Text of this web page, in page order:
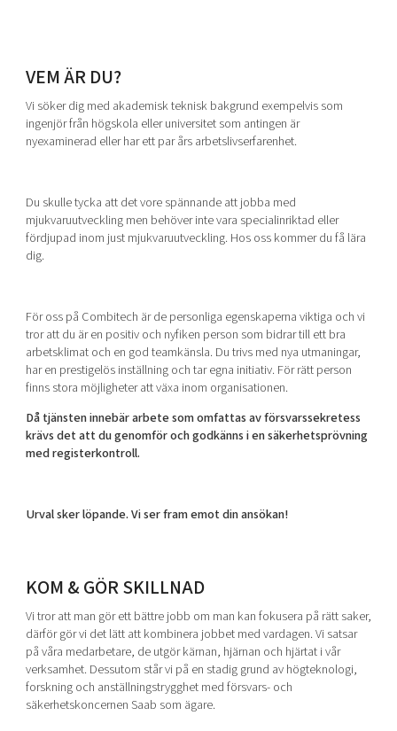
VEM ÄR DU?
Vi söker dig med akademisk teknisk bakgrund exempelvis som
ingenjör från högskola eller universitet som antingen är
nyexaminerad eller har ett par års arbetslivserfarenhet.
Du skulle tycka att det vore spännande att jobba med
mjukvaruutveckling men behöver inte vara specialinriktad eller
fördjupad inom just mjukvaruutveckling. Hos oss kommer du få lära
dig.
För oss på Combitech är de personliga egenskaperna viktiga och vi
tror att du är en positiv och nyfiken person som bidrar till ett bra
arbetsklimat och en god teamkänsla. Du trivs med nya utmaningar,
har en prestigelös inställning och tar egna initiativ. För rätt person
finns stora möjligheter att växa inom organisationen.
Då tjänsten innebär arbete som omfattas av försvarssekretess
krävs det att du genomför och godkänns i en säkerhetsprövning
med registerkontroll.
Urval sker löpande. Vi ser fram emot din ansökan!
KOM & GÖR SKILLNAD
Vi tror att man gör ett bättre jobb om man kan fokusera på rätt saker,
därför gör vi det lätt att kombinera jobbet med vardagen. Vi satsar
på våra medarbetare, de utgör kärnan, hjärnan och hjärtat i vår
verksamhet. Dessutom står vi på en stadig grund av högteknologi,
forskning och anställningstrygghet med försvars- och
säkerhetskoncernen Saab som ägare.